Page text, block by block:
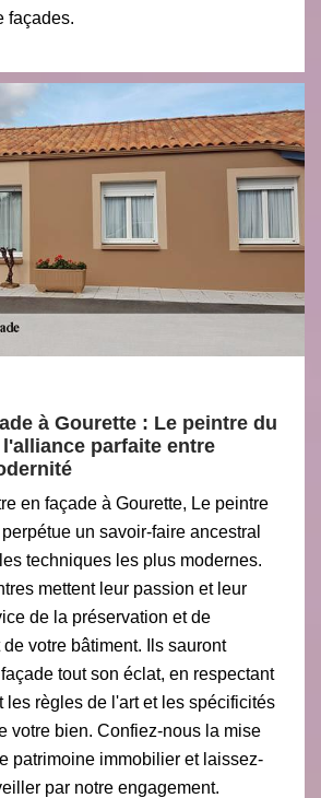
façades.
à Gourette : Le peintre du
parfaite entre
en façade à Gourette, Le peintre
un savoir-faire ancestral
techniques les plus modernes.
mettent leur passion et leur
de la préservation et de
votre bâtiment. Ils sauront
tout son éclat, en respectant
les règles de l'art et les spécificités
votre bien. Confiez-nous la mise
patrimoine immobilier et laissez-
par notre engagement.